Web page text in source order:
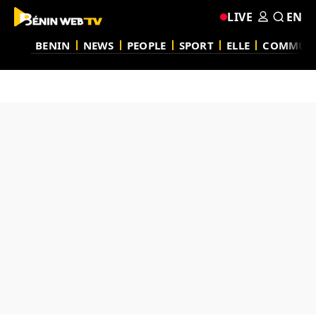
BENIN NEWS PEOPLE SPORT ELLE
LIVE EN